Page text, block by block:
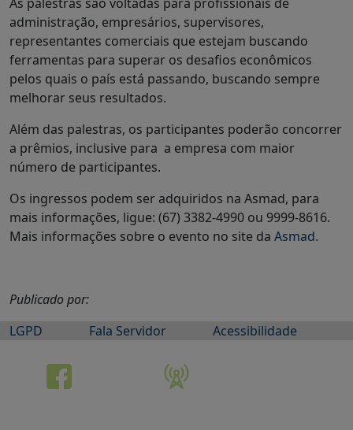
administração, empresários, supervisores,
representantes comerciais que estejam buscando
ferramentas para superar os desafios econômicos
pelos quais o país está passando, buscando sempre
melhorar seus resultados.
Além das palestras, os participantes poderão concorrer
a prêmios, inclusive para a empresa com maior
número de participantes.
Os ingressos podem ser adquiridos na Asmad, para
mais informações, ligue: (67) 3382-4990 ou 9999-8616.
Mais informações sobre o evento no site da Asmad.
Publicado por:
LGPD
Fala Servidor Acessibilidade